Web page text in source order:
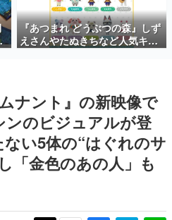
ゲーム市場を担う若きクリエイター達
ルーツと情熱を探っていきます。
を受けた作家さんに取材し、ゲームが
業やカルチャーに与えた影響を探る企
ーム産業史
ム史における主要なトピック・タイト
開発者へのインタビューや識者による
の歴史が一望できる決定版！
業界レポートマンガです。
『あつまれ どうぶつの森』しず
えさんやたぬきちなど人気キャ
ラクターのフロッキードールが9
ナント』の新映像で
のビジュアルが登
い5体の“はぐれのサ
「金色のあの人」も